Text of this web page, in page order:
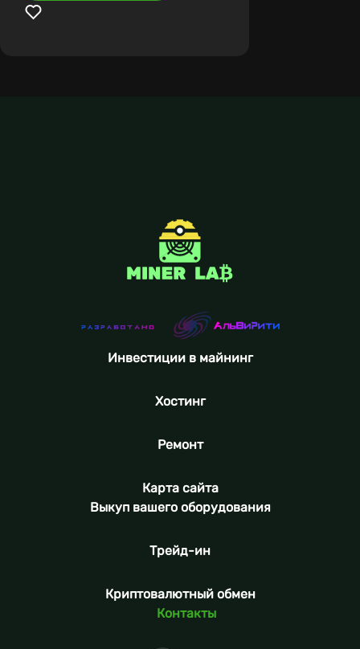
Инвестиции в майнинг
Хостинг
Ремонт
Карта сайта
Выкуп вашего оборудования
Трейд-ин
Криптовалютный обмен
Контакты